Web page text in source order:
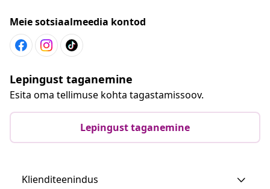
Meie sotsiaalmeedia kontod
Lepingust taganemine
Esita oma tellimuse kohta tagastamissoov.
Lepingust taganemine
Klienditeenindus